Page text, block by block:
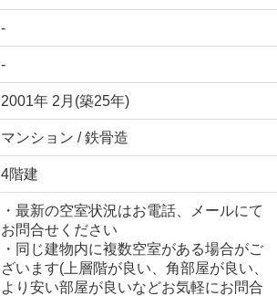
-
-
2001年 2月(築25年)
マンション / 鉄骨造
4階建
・最新の空室状況はお電話、メールにて
お問合せください
・同じ建物内に複数空室がある場合がご
ざいます(上層階が良い、角部屋が良い、
より安い部屋が良いなどお気軽にお問合